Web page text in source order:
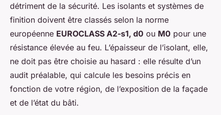
détriment de la sécurité. Les isolants et systèmes de
finition doivent être classés selon la norme
européenne EUROCLASS A2-s1, d0 ou M0 pour une
résistance élevée au feu. L’épaisseur de l’isolant, elle,
ne doit pas être choisie au hasard : elle résulte d’un
audit préalable, qui calcule les besoins précis en
fonction de votre région, de l’exposition de la façade
et de l’état du bâti.